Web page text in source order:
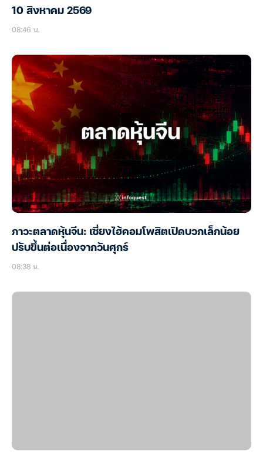
10 สิงหาคม 2569
08:46 น.
ภาวะตลาดหุ้นจีน: เซี่ยงไฮ้คอมโพสิตเปิดบวกเล็กน้อย
ปรับขึ้นต่อเนื่องจากวันศุกร์
08:38 น.